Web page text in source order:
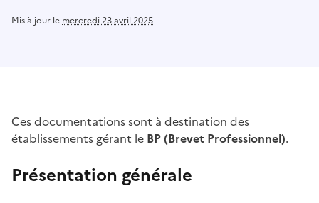
Mis à jour le mercredi 23 avril 2025
Ces documentations sont à destination des
établissements gérant le BP (Brevet Professionnel).
Présentation générale